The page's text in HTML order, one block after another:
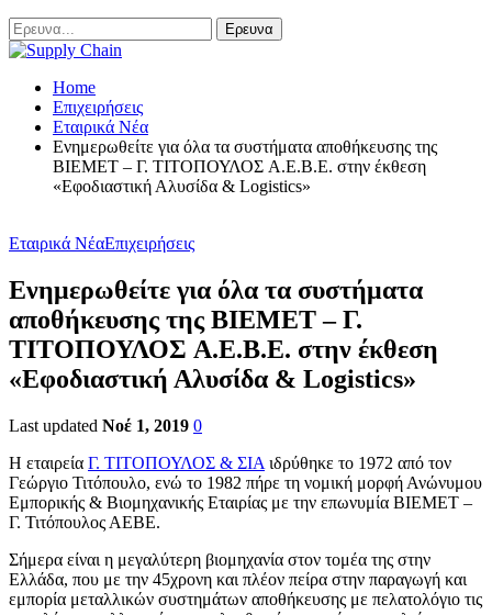
Home
Επιχειρήσεις
Εταιρικά Νέα
Ενημερωθείτε για όλα τα συστήματα αποθήκευσης της
BIEMET – Γ. ΤΙΤΟΠΟΥΛΟΣ A.E.B.E. στην έκθεση
«Εφοδιαστική Αλυσίδα & Logistics»
Εταιρικά ΝέαΕπιχειρήσεις
Ενημερωθείτε για όλα τα συστήματα
αποθήκευσης της BIEMET – Γ.
ΤΙΤΟΠΟΥΛΟΣ A.E.B.E. στην έκθεση
«Εφοδιαστική Αλυσίδα & Logistics»
Last updated Νοέ 1, 2019 0
Η εταιρεία Γ. ΤΙΤΟΠΟΥΛΟΣ & ΣΙΑ ιδρύθηκε το 1972 από τον
Γεώργιο Τιτόπουλο, ενώ το 1982 πήρε τη νομική μορφή Ανώνυμου
Εμπορικής & Βιομηχανικής Εταιρίας με την επωνυμία ΒΙΕΜΕΤ –
Γ. Τιτόπουλος ΑΕΒΕ.
Σήμερα είναι η μεγαλύτερη βιομηχανία στον τομέα της στην
Ελλάδα, που με την 45χρονη και πλέον πείρα στην παραγωγή και
εμπορία μεταλλικών συστημάτων αποθήκευσης με πελατολόγιο τις